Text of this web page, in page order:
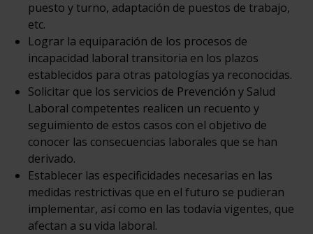
puesto y turno, adaptación de puestos de trabajo,
etc.
Lograr la equiparación de los procesos de
incapacidad laboral transitoria en los plazos
establecidos para otras patologías ya reconocidas.
Solicitar que los servicios de Prevención y Salud
Laboral competentes realicen un recuento y
seguimiento de estos casos con el objetivo de
conocer las consecuencias laborales que se han
derivado.
Establecer las especificidades necesarias en las
medidas restrictivas que en el futuro se pudieran
implementar, así como en las todavía vigentes, que
afectan a su vida laboral.